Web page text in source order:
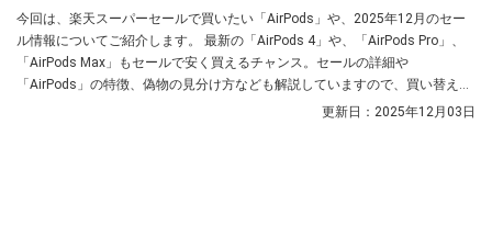
今回は、楽天スーパーセールで買いたい「AirPods」や、2025年12月のセー
ル情報についてご紹介します。 最新の「AirPods 4」や、「AirPods Pro」、
「AirPods Max」もセールで安く買えるチャンス。セールの詳細や
「AirPods」の特徴、偽物の見分け方なども解説していますので、買い替えを
検討されている方はぜひ参考にしてみてくださいね。更新日： 2025年12月03日